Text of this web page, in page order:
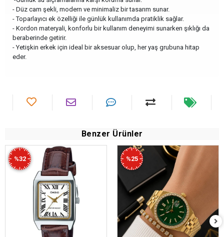
- Düz cam şekli, modern ve minimaliz bir tasarım sunar.
- Toparlayıcı ek özelliği ile günlük kullanımda pratiklik sağlar.
- Kordon materyali, konforlu bir kullanım deneyimi sunarken şıklığı da
beraberinde getirir.
- Yetişkin erkek için ideal bir aksesuar olup, her yaş grubuna hitap
eder.
Benzer Ürünler
%32 %25